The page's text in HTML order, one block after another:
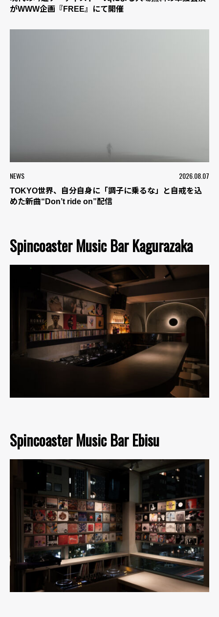
がWWW企画『FREE』にて開催
NEWS 2026.08.07
TOKYO世界、自分自身に「調子に乗るな」と自戒を込
めた新曲“Don’t ride on”配信
Spincoaster Music Bar Kagurazaka
Spincoaster Music Bar Ebisu